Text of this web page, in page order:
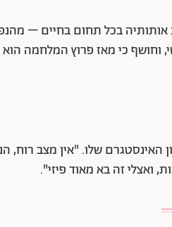
בכל תחום בחיים –
וחושף כי מאז פרוץ המלחמה
האינסטגרם שלו. "אין מצב רוח,
ואצלי זה בא מאוד פיזי".